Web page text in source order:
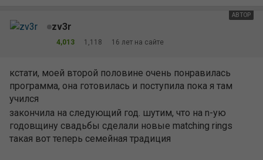
АВТОР
zv3r
4,013 1,118 16 лет на сайте
кстати, моей второй половине очень понравилась
программа, она готовилась и поступила пока я там
учился
закончила на следующий год. шутим, что на n-ую
годовщину свадьбы сделали новые matching rings
такая вот теперь семейная традиция